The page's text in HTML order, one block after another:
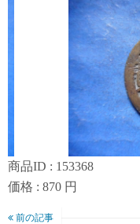
商品ID : 153368
価格 : 870 円
前の記事